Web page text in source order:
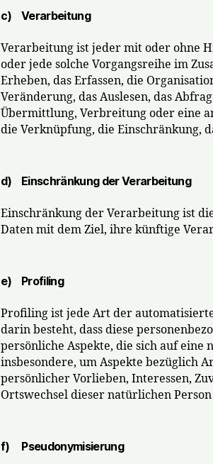
c) Verarbeitung
Verarbeitung ist jeder mit oder ohne
oder jede solche Vorgangsreihe im
Erheben, das Erfassen, die
Veränderung, das Auslesen, das
Übermittlung, Verbreitung oder eine
die Verknüpfung, die Einschränkung,
d) Einschränkung der Verarbeitung
Einschränkung der Verarbeitung ist
Daten mit dem Ziel, ihre künftige
e) Profiling
Profiling ist jede Art der
darin besteht, dass diese
persönliche Aspekte, die sich auf eine
insbesondere, um Aspekte bezüglich
persönlicher Vorlieben, Interessen,
Ortswechsel dieser natürlichen
f) Pseudonymisierung